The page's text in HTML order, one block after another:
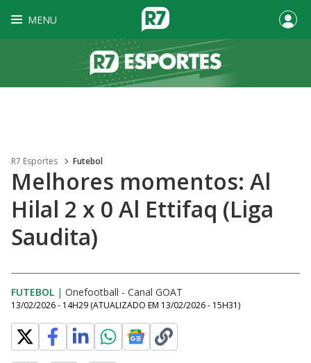
MENU
R7 Esportes Futebol
Melhores momentos: Al
Hilal 2 x 0 Al Ettifaq (Liga
Saudita)
FUTEBOL | Onefootball - Canal GOAT
13/02/2026 - 14H29 (ATUALIZADO EM 13/02/2026 - 15H31)